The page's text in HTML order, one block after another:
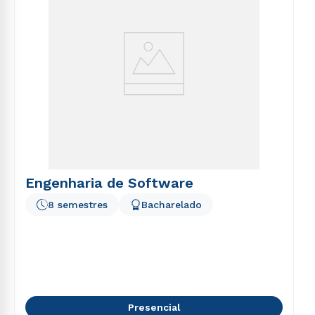
Engenharia de Software
8 semestres Bacharelado
Presencial